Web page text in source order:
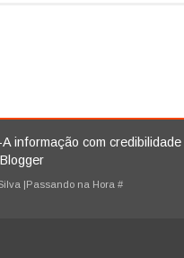
informação com credibilidade
Blogger
|Passando na Hora #